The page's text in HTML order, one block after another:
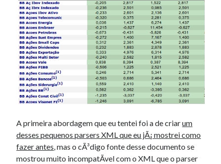
A primeira abordagem que eu tentei foi a de criarum
desses pequenos parsers XML que eu jÃ¡ mostrei como
fazer antes, mas o cÃ³digo fonte desse documento se
mostrou muito incompatÃ­vel com o XML que o parser